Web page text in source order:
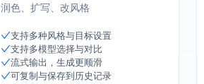
润色、扩写、改风格
支持多种风格与目标设置
支持多模型选择与对比
流式输出，生成更顺滑
可复制与保存到历史记录